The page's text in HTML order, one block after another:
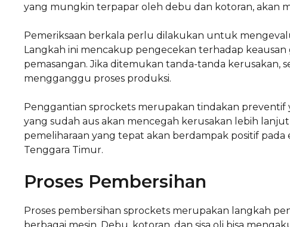
yang mungkin terpapar oleh debu dan kotoran, akan
Pemeriksaan berkala perlu dilakukan untuk
Langkah ini mencakup pengecekan terhadap
pemasangan. Jika ditemukan tanda-tanda kerusakan,
mengganggu proses produksi.
Penggantian sprockets merupakan tindakan
yang sudah aus akan mencegah kerusakan lebih
pemeliharaan yang tepat akan berdampak positif
Tenggara Timur.
Proses Pembersihan
Proses pembersihan sprockets merupakan langkah